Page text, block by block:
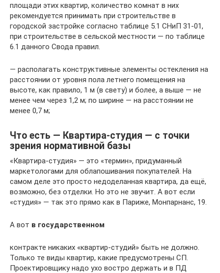
площади этих квартир, количество комнат в них
рекомендуется принимать при строительстве в
городской застройке согласно таблице 5.1 СНиП 31-01,
при строительстве в сельской местности — по таблице
6.1 данного Свода правил.
— располагать конструктивные элементы остекления на
расстоянии от уровня пола летнего помещения на
высоте, как правило, 1 м (в свету) и более, а выше — не
менее чем через 1,2 м; по ширине — на расстоянии не
менее 0,7 м;
Что есть — Квартира-студия — с точки
зрения нормативной базы
«Квартира-студия» — это «термин», придуманный
маркетологами для облапошивания покупателей. На
самом деле это просто недоделанная квартира, да ещё,
возможно, без отделки. Но это не звучит. А вот если
«студия» — так это прямо как в Париже, Монпарнанс, 19.
А вот в государственном
контракте никаких «квартир-студий» быть не должно.
Только те виды квартир, какие предусмотрены СП.
Проектировщику надо ухо востро держать и в ПД